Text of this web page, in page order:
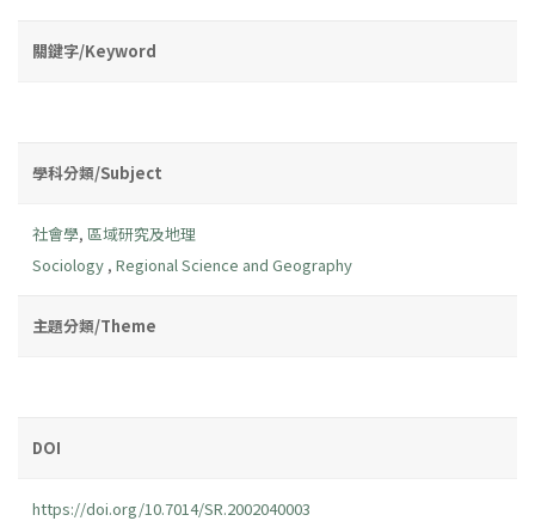
關鍵字/Keyword
學科分類/Subject
社會學, 區域研究及地理
Sociology , Regional Science and Geography
主題分類/Theme
DOI
https://doi.org/10.7014/SR.2002040003